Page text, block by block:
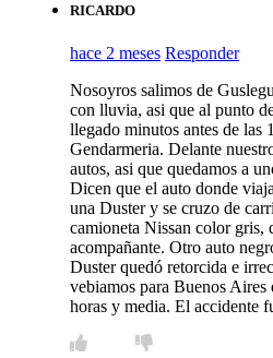
RICARDO
hace 2 meses Responder
Nosoyros salimos de
con lluvia, asi que al punto
llegado minutos antes de las
Gendarmeria. Delante
autos, asi que quedamos a
Dicen que el auto donde
una Duster y se cruzo de
camioneta Nissan color gris,
acompañante. Otro auto
Duster quedó retorcida e
vebiamos para Buenos Aires
horas y media. El accidente